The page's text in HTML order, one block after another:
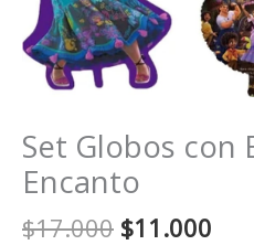
Set Globos con
Encanto
$17.000 El
$11.000